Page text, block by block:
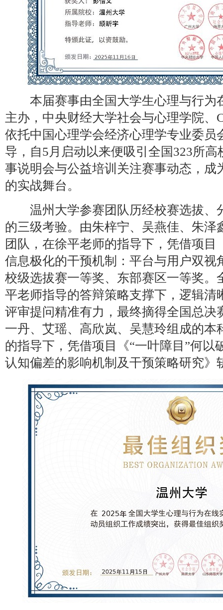
本届赛事由全国大学生心理与行为
主办，中央财经大学社会与心理学院、
依托中国心理学会经济心理学专业委员
导，自5月启动以来便吸引全国323所
事说明会与公益培训关注赛事动态，成
的实战舞台。
温州大学参赛团队历经校赛选拔、
的三级考验。由朱梓宁、吴燕佳、朱泽
团队，在徐平老师的指导下，凭借项目
信息极化的干预机制：平台与用户双视
校级选拔赛一等奖、东部赛区一等奖。
平老师指导的答辩策略支撑下，逻辑清
评审提问精准有力，最终摘得全国总决
一丹、艾瑶、高欣岚、吴慧玲组成的本
的指导下，凭借项目《“一叶障目”何以
认知偏差的影响机制及干预策略研究》